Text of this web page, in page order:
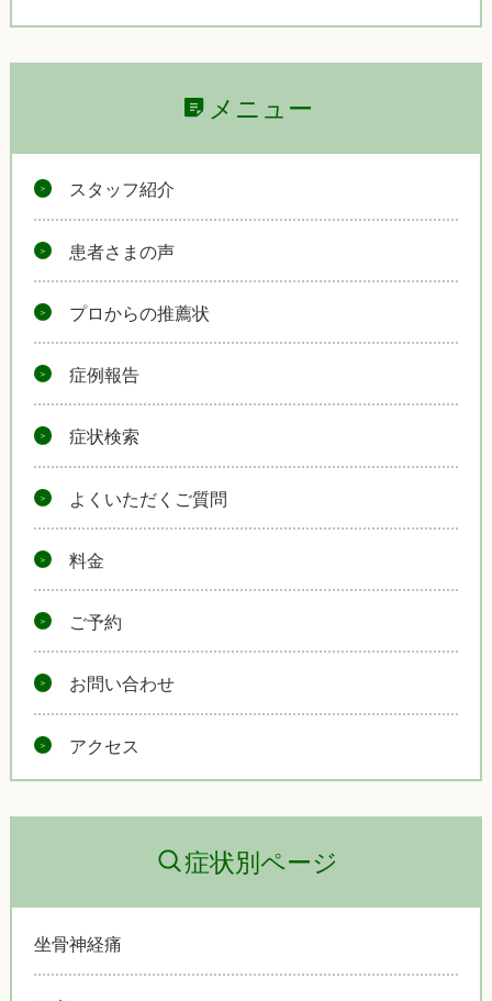
メニュー
スタッフ紹介
患者さまの声
プロからの推薦状
症例報告
症状検索
よくいただくご質問
料金
ご予約
お問い合わせ
アクセス
症状別ページ
坐骨神経痛